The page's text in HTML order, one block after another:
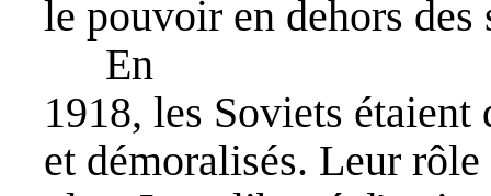
le pouvoir en dehors des
En
1918, les Soviets étaient
et démoralisés. Leur